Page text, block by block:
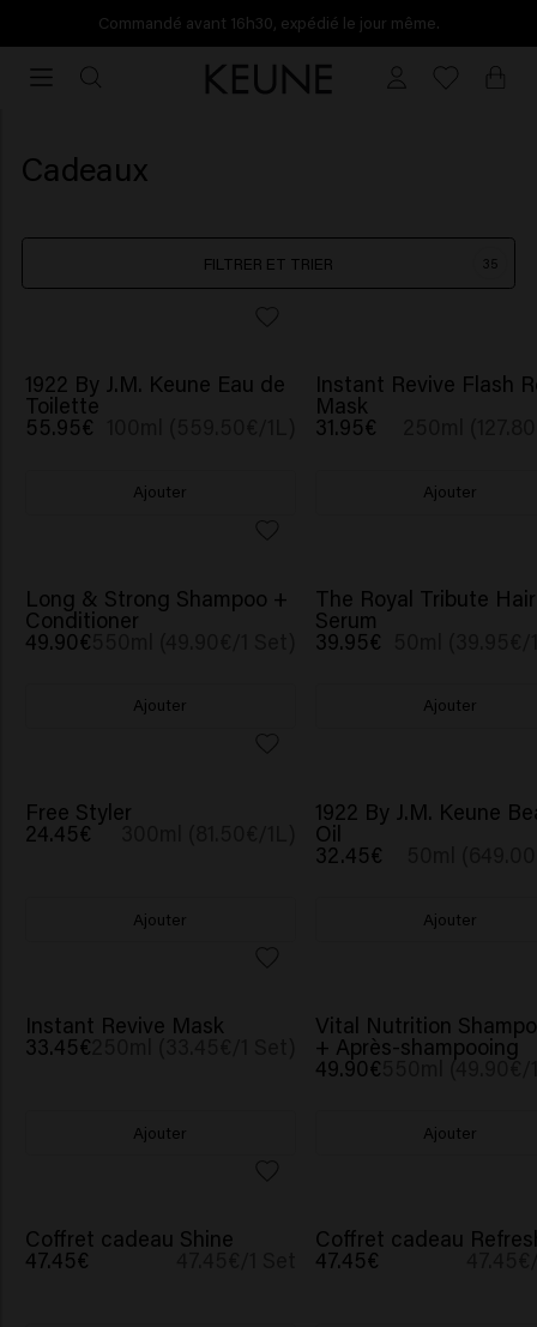
Commandé avant 16h30, expédié le jour même.
Commandé
même.
Cadeaux
FILTRER ET TRIER 35
1922 By J.M. Keune Eau de
Toilette
55.95€
Ajouter
BESTSELLER
Instant Revive Flash
Mask
31.95€
Ajouter
SCRUNCHIE OFFERT
Long & Strong Shampoo +
Conditioner
49.90€
Ajouter
The Royal Tribute Hair
Serum
39.95€
Ajouter
Free Styler
24.45€
Ajouter
1922 By J.M. Keune
Oil
32.45€
Ajouter
Instant Revive Mask
33.45€
Ajouter
SCRUNCHIE OFFERT
Vital Nutrition
+ Après-shampooing
49.90€ 550ml
Ajouter
VALEUR 60,10€
Coffret cadeau Shine
47.45€
VALEUR 60,10€
Coffret cadeau
47.45€